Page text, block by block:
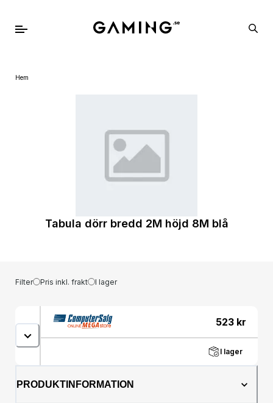
Hem
Tabula dörr bredd 2M höjd 8M blå
Filter Pris inkl. frakt I lager
523 kr
I lager
PRODUKTINFORMATION